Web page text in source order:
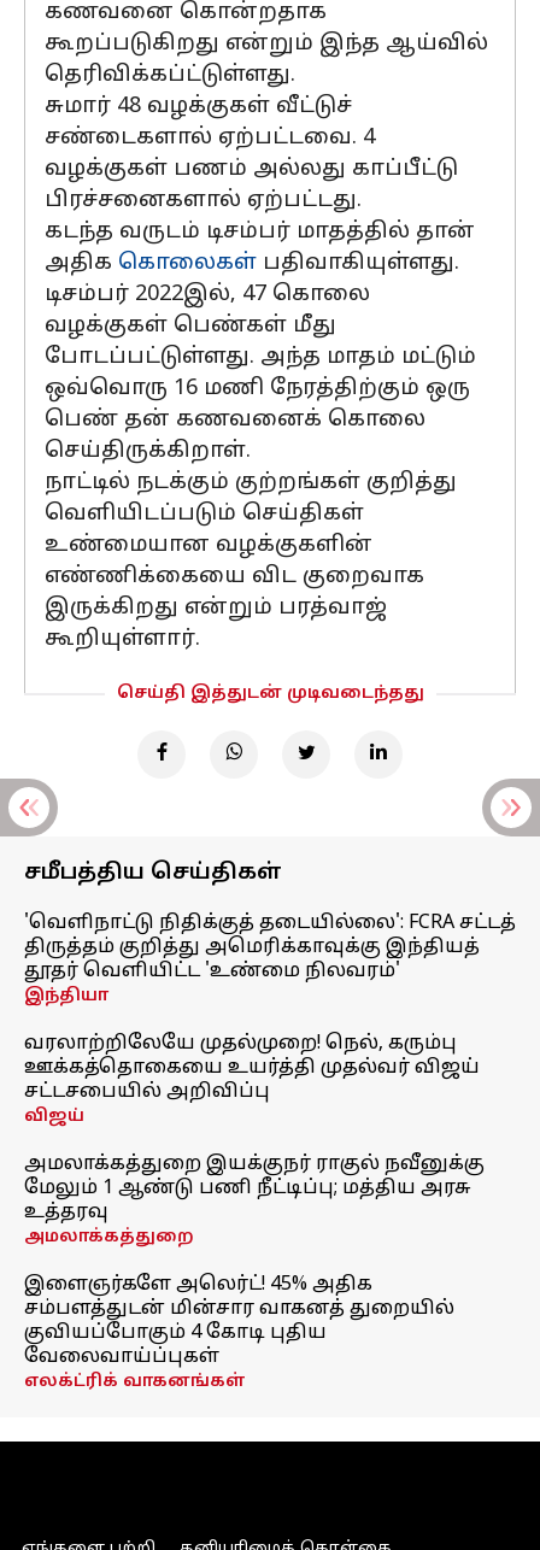
கணவனை கொன்றதாக
கூறப்படுகிறது என்றும் இந்த ஆய்வில்
தெரிவிக்கப்ட்டுள்ளது.
சுமார் 48 வழக்குகள் வீட்டுச்
சண்டைகளால் ஏற்பட்டவை. 4
வழக்குகள் பணம் அல்லது காப்பீட்டு
பிரச்சனைகளால் ஏற்பட்டது.
கடந்த வருடம் டிசம்பர் மாதத்தில் தான்
அதிக கொலைகள் பதிவாகியுள்ளது.
டிசம்பர் 2022இல், 47 கொலை
வழக்குகள் பெண்கள் மீது
போடப்பட்டுள்ளது. அந்த மாதம் மட்டும்
ஒவ்வொரு 16 மணி நேரத்திற்கும் ஒரு
பெண் தன் கணவனைக் கொலை
செய்திருக்கிறாள்.
நாட்டில் நடக்கும் குற்றங்கள் குறித்து
வெளியிடப்படும் செய்திகள்
உண்மையான வழக்குகளின்
எண்ணிக்கையை விட குறைவாக
இருக்கிறது என்றும் பரத்வாஜ்
கூறியுள்ளார்.
செய்தி இத்துடன் முடிவடைந்தது
சமீபத்திய செய்திகள்
'வெளிநாட்டு நிதிக்குத் தடையில்லை': FCRA சட்டத்
திருத்தம் குறித்து அமெரிக்காவுக்கு இந்தியத்
தூதர் வெளியிட்ட 'உண்மை நிலவரம்'
இந்தியா
வரலாற்றிலேயே முதல்முறை! நெல், கரும்பு
ஊக்கத்தொகையை உயர்த்தி முதல்வர் விஜய்
சட்டசபையில் அறிவிப்பு
விஜய்
அமலாக்கத்துறை இயக்குநர் ராகுல் நவீனுக்கு
மேலும் 1 ஆண்டு பணி நீட்டிப்பு; மத்திய அரசு
உத்தரவு
அமலாக்கத்துறை
இளைஞர்களே அலெர்ட்! 45% அதிக
சம்பளத்துடன் மின்சார வாகனத் துறையில்
குவியப்போகும் 4 கோடி புதிய
வேலைவாய்ப்புகள்
எலக்ட்ரிக் வாகனங்கள்